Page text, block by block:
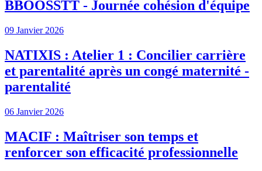
BBOOSSTT - Journée cohésion d'équipe
09 Janvier 2026
NATIXIS : Atelier 1 : Concilier carrière
et parentalité après un congé maternité -
parentalité
06 Janvier 2026
MACIF : Maîtriser son temps et
renforcer son efficacité professionnelle